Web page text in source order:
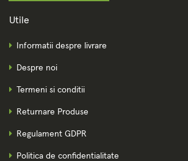
Utile
Informatii despre livrare
Despre noi
Termeni si conditii
Returnare Produse
Regulament GDPR
Politica de confidentialitate